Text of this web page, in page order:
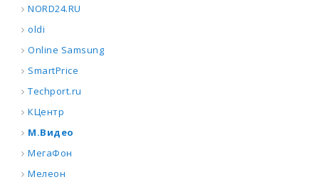
NORD24.RU
oldi
Online Samsung
SmartPrice
Techport.ru
КЦентр
М.Видео
МегаФон
Мелеон